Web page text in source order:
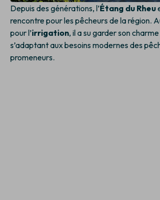
Depuis des générations, l’Étang du Rheu
rencontre pour les pêcheurs de la région.
pour l’irrigation, il a su garder son
s’adaptant aux besoins modernes des
promeneurs.